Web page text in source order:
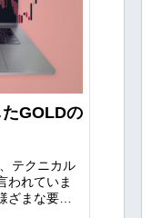
GOLDの
テクニカル
われていま
ざまな要素